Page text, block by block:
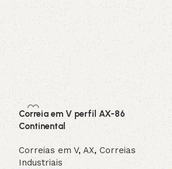
Correia em V perfil AX-86
Continental
Correias em V,AX, Correias
Industriais